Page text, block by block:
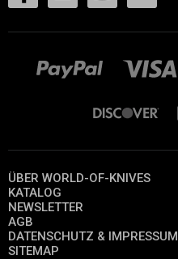
ÜBER WORLD-OF-KNIVES
KATALOG
NEWSLETTER
AGB
DATENSCHUTZ & IMPRESSUM
SITEMAP